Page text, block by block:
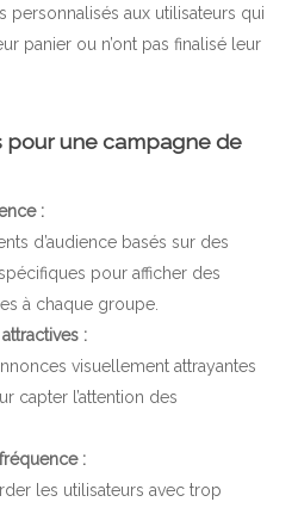
personnalisés aux utilisateurs qui
panier ou n’ont pas finalisé leur
une campagne de
:
d’audience basés sur des
pour afficher des
à chaque groupe.
:
visuellement attrayantes
capter l’attention des
:
les utilisateurs avec trop